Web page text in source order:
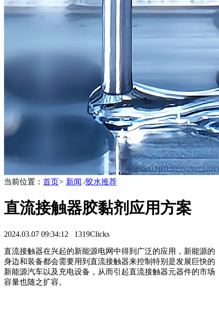
当前位置： 首页> 新闻 /胶水推荐
直流接触器胶黏剂应用方案
2024.03.07 09:34:12 1319Clicks
直流接触器在兴起的新能源电网中得到广泛的应用，新能源的
身边和装备都会需要用到直流接触器来控制特别是发展巨快的
新能源汽车以及充电设备，从而引起直流接触器元器件的市场
容量也随之扩容。